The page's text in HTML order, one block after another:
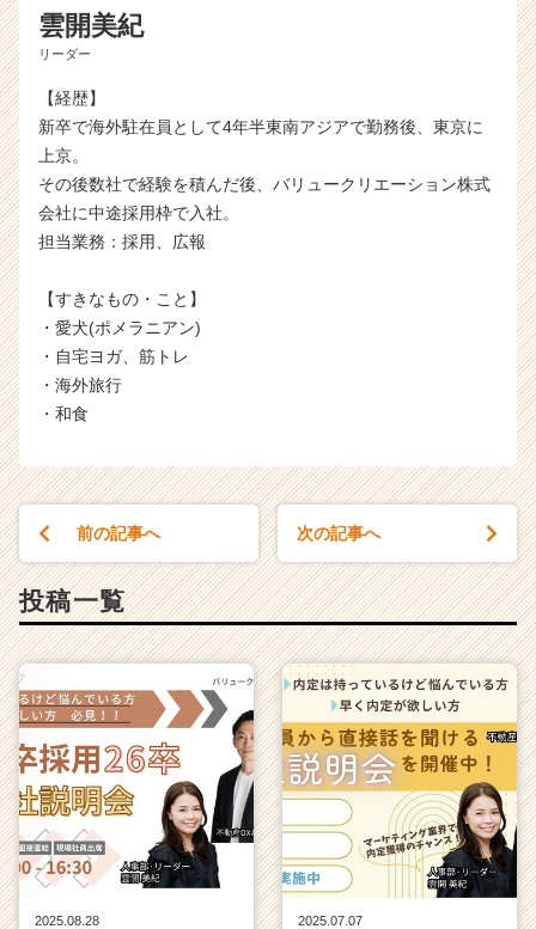
雲開美紀
リーダー
【経歴】
新卒で海外駐在員として4年半東南アジアで勤務後、東京に
上京。
その後数社で経験を積んだ後、バリュークリエーション株式
会社に中途採用枠で入社。
担当業務：採用、広報
【すきなもの・こと】
・愛犬(ポメラニアン)
・自宅ヨガ、筋トレ
・海外旅行
・和食
前の記事へ 次の記事へ
投稿一覧
2025.08.28 2025.07.07